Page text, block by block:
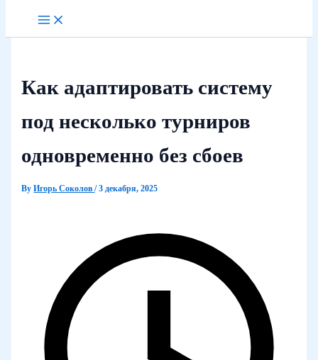
Как адаптировать систему
под несколько турниров
одновременно без сбоев
ByИгорь Соколов/3 декабря, 2025